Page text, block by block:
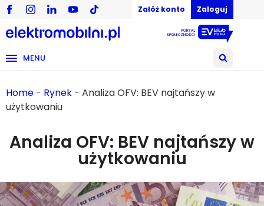
Załóż konto Zaloguj
MENU
Home - Rynek - Analiza OFV: BEV najtańszy w
użytkowaniu
Analiza OFV: BEV najtańszy w
użytkowaniu